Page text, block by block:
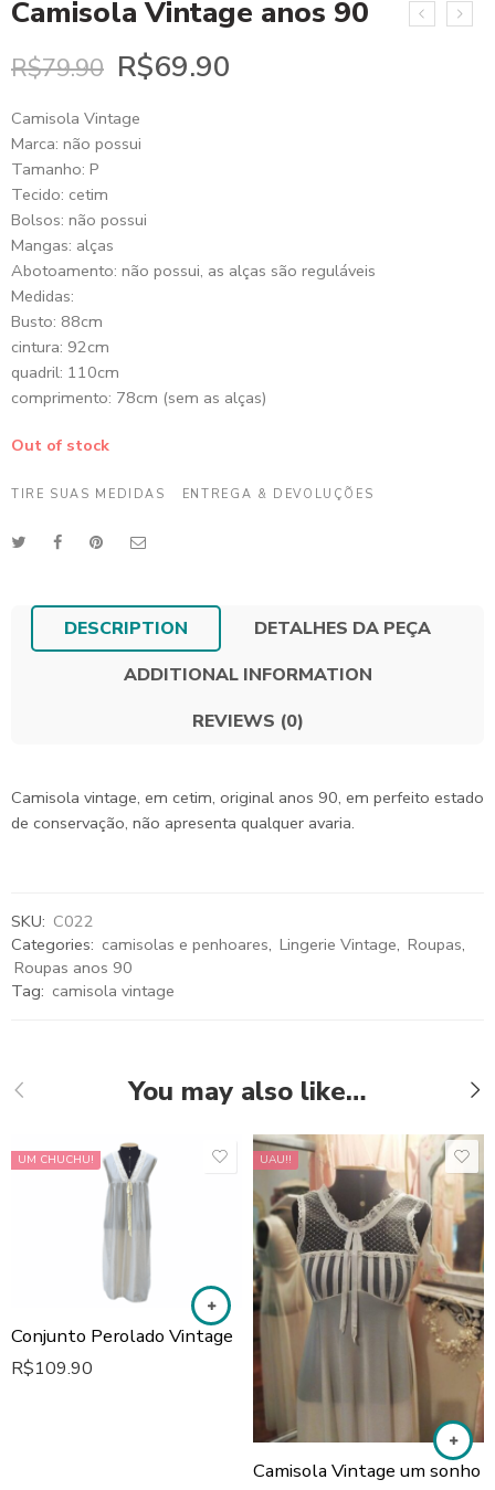
Camisola Vintage anos 90
R$79.90 R$69.90
Camisola Vintage
Marca: não possui
Tamanho: P
Tecido: cetim
Bolsos: não possui
Mangas: alças
Abotoamento: não possui, as alças são reguláveis
Medidas:
Busto: 88cm
cintura: 92cm
quadril: 110cm
comprimento: 78cm (sem as alças)
Out of stock
TIRE SUAS MEDIDAS ENTREGA & DEVOLUÇÕES
DESCRIPTION
DETALHES DA PEÇA
ADDITIONAL INFORMATION
REVIEWS (0)
Camisola vintage, em cetim, original anos 90, em perfeito estado
de conservação, não apresenta qualquer avaria.
SKU: C022
Categories: camisolas e penhoares, Lingerie Vintage, Roupas,
Roupas anos 90
Tag: camisola vintage
You may also like…
UM CHUCHU!
Conjunto Perolado Vintage
R$109.90
UAU!!
Camisola Vintage um sonho